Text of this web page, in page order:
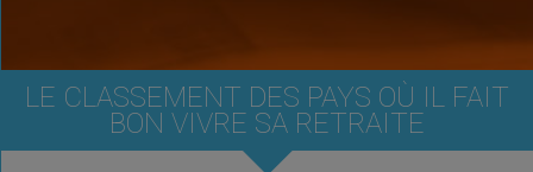
LE CLASSEMENT DES PAYS OÙ IL FAIT
BON VIVRE SA RETRAITE